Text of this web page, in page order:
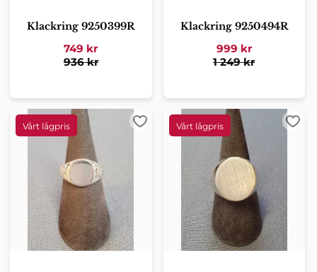
Klackring 9250399R
749 kr
936kr
Klackring 9250494R
999 kr
1 249kr
Lägg till i favoriter